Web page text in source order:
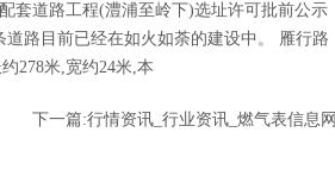
套道路工程(澧浦至岭下)选址许可批前公示
路目前已经在如火如荼的建设中。 雁行路
278米,宽约24米,本
下一篇:行情资讯_行业资讯_燃气表信息网